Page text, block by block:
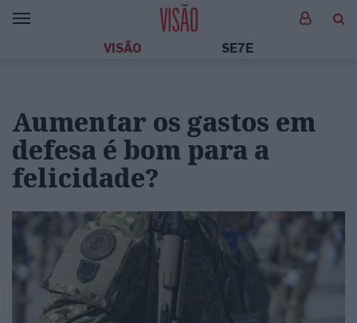
VISÃO SE7E
Aumentar os gastos em
defesa é bom para a
felicidade?